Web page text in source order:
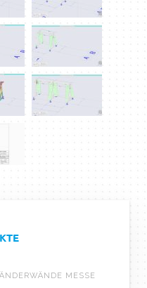
MESSE